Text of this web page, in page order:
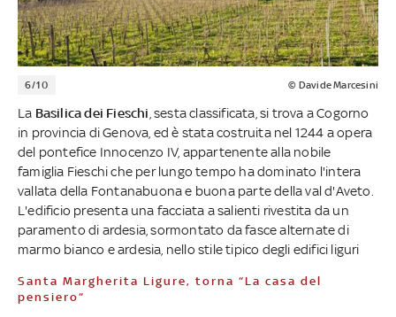
6/10 © Davide Marcesini
La Basilica dei Fieschi , sesta classificata, si trova a Cogorno
in provincia di Genova, ed è stata costruita nel 1244 a opera
del pontefice Innocenzo IV, appartenente alla nobile
famiglia Fieschi che per lungo tempo ha dominato l'intera
vallata della Fontanabuona e buona parte della val d'Aveto.
L'edificio presenta una facciata a salienti rivestita da un
paramento di ardesia, sormontato da fasce alternate di
marmo bianco e ardesia, nello stile tipico degli edifici liguri
Santa Margherita Ligure, torna “La casa del
pensiero”